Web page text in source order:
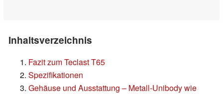
Inhaltsverzeichnis
Fazit zum Teclast T65
Spezifikationen
Gehäuse und Ausstattung – Metall-Unibody wie